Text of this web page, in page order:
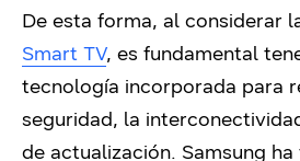
De esta forma, al considerar
Smart TV, es fundamental
tecnología incorporada para
seguridad, la
de actualización. Samsung